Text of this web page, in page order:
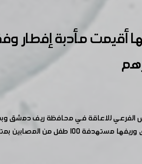
أقيمت مأدبة إفطار
الفرعي للاعاقة في محافظة ريف دمشق
الاجتماعية والعمل أقيمت مأدبة إفطار وفقرات ترفيهية بتنسيق من الأمانة السورية